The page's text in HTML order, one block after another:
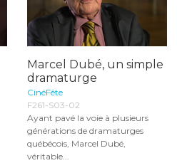
Marcel Dubé, un simple
dramaturge
CinéFête
F261-S03-02
Ayant pavé la voie à plusieurs
générations de dramaturges
québécois, Marcel Dubé,
véritable...